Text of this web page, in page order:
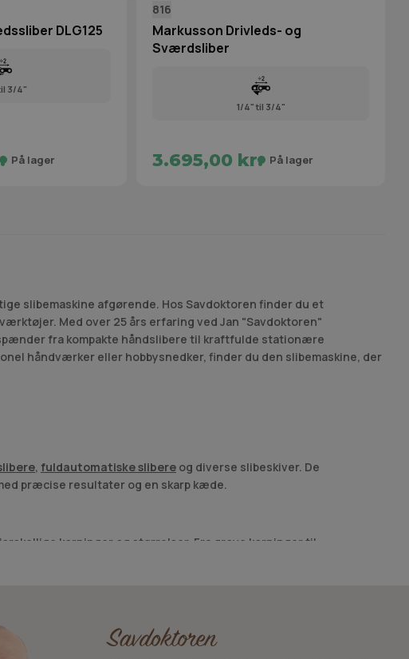
DLG125
3/4"
På lager
816
Markusson Drivleds- og
Sværdsliber
1/4" til 3/4"
3.695,00 kr. På lager
slibemaskine afgørende. Hos Savdoktoren finder du et
Med over 25 års erfaring ved Jan "Savdoktoren"
fra kompakte håndslibere til kraftfulde stationære
håndværker eller hobbysnedker, finder du den slibemaskine, der
, fuldautomatiske slibere og diverse slibeskiver. De
præcise resultater og en skarp kæde.
korninger og størrelser. Fra grove korninger til
knowhow. Vi forstår, at forskellige projekter kræver forskellige
butik og kompetencecenter i Nørresundby kan du altid få